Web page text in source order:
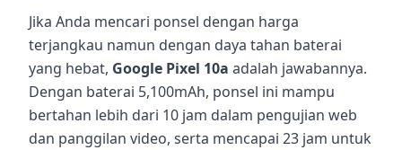
Jika Anda mencari ponsel dengan harga
terjangkau namun dengan daya tahan baterai
yang hebat, Google Pixel 10a adalah jawabannya.
Dengan baterai 5,100mAh, ponsel ini mampu
bertahan lebih dari 10 jam dalam pengujian web
dan panggilan video, serta mencapai 23 jam untuk